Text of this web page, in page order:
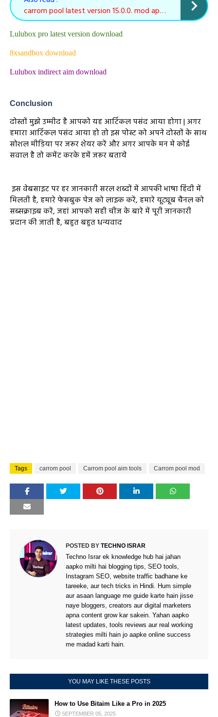
carrom pool latest version 15.0.0. mod apk (unlock feature) download
Lulubox pro latest version download
8xsandbox download
Lulubox indirect aim download
Conclusion
दोस्तों मुझे उम्मीद है आपको यह आर्टिकल पसंद आया होगा | अगर
हमारा आर्टिकल पसंद आया हो तो इस पोस्ट को अपने दोस्तों के साथ
सोशल मीडिया पर जरूर शेयर करें और अगर आपके मन मे कोई
सवाल है तो कमेंट करके हमें जरूर बताये
इस वेबसाइट पर हर जानकारी सरल शब्दों में आपकी भाषा हिंदी में
मिलती है, हमारे फेसबुक पेज को लाइक करें, हमारे यूट्यूब चैनल को
सब्सक्राइब करें, जहां आपको सही चीज के बारे में पूरी जानकारी
प्रदान की जाती है, बहुत बहुत धन्यवाद
Tags carrom pool Carrom pool aim tools Carrom pool mod
POSTED BY TECHNO ISRAR
Techno Israr ek knowledge hub hai jahan
aapko milti hai blogging tips, SEO tools,
Instagram SEO, website traffic badhane ke
tareeke, aur tech tricks in Hindi. Hum simple
aur asaan language me guide karte hain jisse
naye bloggers, creators aur digital marketers
apna content grow kar sakein. Yahan aapko
latest updates, tools reviews aur real working
strategies milti hain jo aapke online success
me madad karti hain.
YOU MAY LIKE THESE POSTS
How to Use Bitaim Like a Pro in 2025
SEPTEMBER 05, 2025